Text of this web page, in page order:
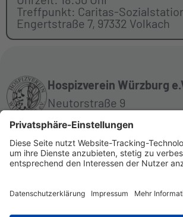
Treffpunkt: Caritas-
Engertstraße 7, 97332 Volkach
Hospizverein Würzburg
Neutorstraße 9
97070 Würzburg